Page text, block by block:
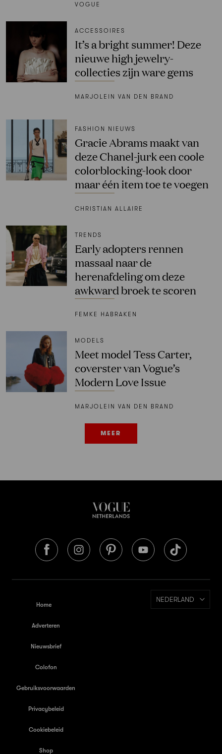
VOGUE
ACCESSOIRES
It’s a bright summer! Deze
nieuwe high jewelry-
collecties zijn ware gems
MARJOLEIN VAN DEN BRAND
FASHION NIEUWS
Gracie Abrams maakt van
deze Chanel-jurk een coole
colorblocking-look door
maar één item toe te voegen
CHRISTIAN ALLAIRE
TRENDS
Early adopters rennen
massaal naar de
herenafdeling om deze
awkward broek te scoren
FEMKE HABRAKEN
MODELS
Meet model Tess Carter,
coverster van Vogue’s
Modern Love Issue
MARJOLEIN VAN DEN BRAND
MEER
Home
Adverteren
Nieuwsbrief
Colofon
Gebruiksvoorwaarden
Privacybeleid
Cookiebeleid
Shop
NEDERLAND